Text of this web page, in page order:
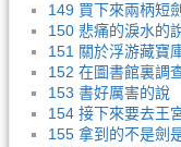
149 買下來兩柄短
150 悲痛的淚水的
151 關於浮游藏寶
152 在圖書館裏調
153 書好厲害的說
154 接下來要去王
155 拿到的不是劍